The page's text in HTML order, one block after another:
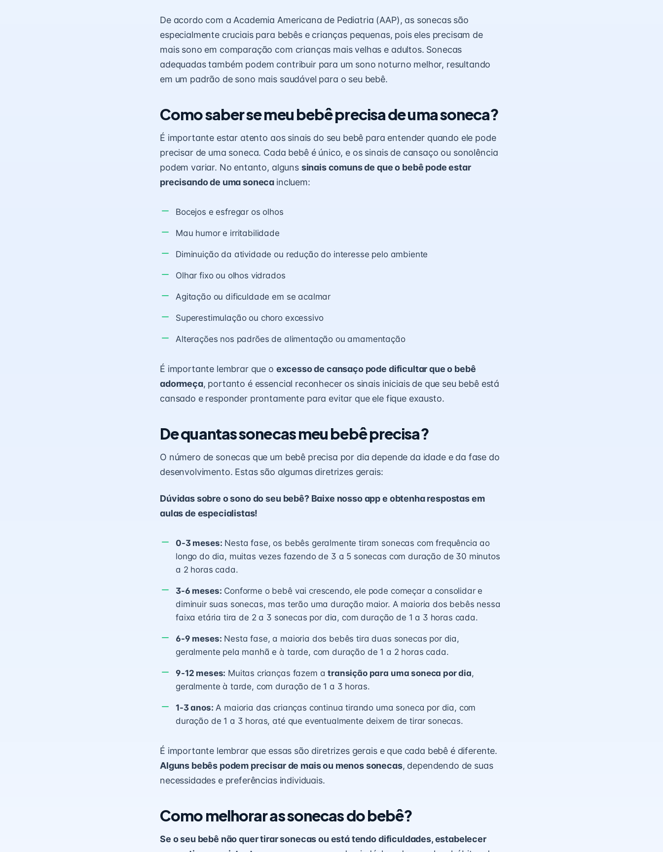
De acordo com a Academia Americana de Pediatria (AAP), as sonecas são
especialmente cruciais para bebês e crianças pequenas, pois eles precisam de
mais sono em comparação com crianças mais velhas e adultos. Sonecas
adequadas também podem contribuir para um sono noturno melhor, resultando
em um padrão de sono mais saudável para o seu bebê.
Como saber se meu bebê precisa de uma soneca?
É importante estar atento aos sinais do seu bebê para entender quando ele pode
precisar de uma soneca. Cada bebê é único, e os sinais de cansaço ou sonolência
podem variar. No entanto, alguns sinais comuns de que o bebê pode estar
precisando de uma soneca incluem:
Bocejos e esfregar os olhos
Mau humor e irritabilidade
Diminuição da atividade ou redução do interesse pelo ambiente
Olhar fixo ou olhos vidrados
Agitação ou dificuldade em se acalmar
Superestimulação ou choro excessivo
Alterações nos padrões de alimentação ou amamentação
É importante lembrar que o excesso de cansaço pode dificultar que o bebê
adormeça, portanto é essencial reconhecer os sinais iniciais de que seu bebê está
cansado e responder prontamente para evitar que ele fique exausto.
De quantas sonecas meu bebê precisa?
O número de sonecas que um bebê precisa por dia depende da idade e da fase do
desenvolvimento. Estas são algumas diretrizes gerais:
Dúvidas sobre o sono do seu bebê? Baixe nosso app e obtenha respostas em
aulas de especialistas!
0-3 meses: Nesta fase, os bebês geralmente tiram sonecas com frequência ao
longo do dia, muitas vezes fazendo de 3 a 5 sonecas com duração de 30 minutos
a 2 horas cada.
3-6 meses: Conforme o bebê vai crescendo, ele pode começar a consolidar e
diminuir suas sonecas, mas terão uma duração maior. A maioria dos bebês nessa
faixa etária tira de 2 a 3 sonecas por dia, com duração de 1 a 3 horas cada.
6-9 meses: Nesta fase, a maioria dos bebês tira duas sonecas por dia,
geralmente pela manhã e à tarde, com duração de 1 a 2 horas cada.
9-12 meses: Muitas crianças fazem atransição para uma soneca por dia,
geralmente à tarde, com duração de 1 a 3 horas.
1-3 anos: A maioria das crianças continua tirando uma soneca por dia, com
duração de 1 a 3 horas, até que eventualmente deixem de tirar sonecas.
É importante lembrar que essas são diretrizes gerais e que cada bebê é diferente.
Alguns bebês podem precisar de mais ou menos sonecas, dependendo de suas
necessidades e preferências individuais.
Como melhorar as sonecas do bebê?
Se o seu bebê não quer tirar sonecas ou está tendo dificuldades, estabelecer